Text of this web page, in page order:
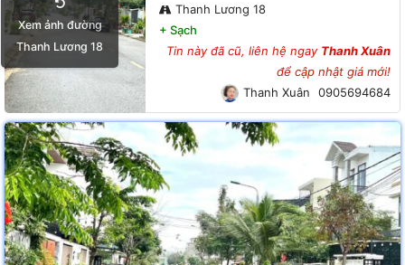
Xem ảnh đường
Thanh Lương 18
Thanh Lương 18
+ Sạch
Tin này đã cũ, liên hệ ngay Thanh Xuân
để cập nhật giá mới!
Thanh Xuân
0905694684